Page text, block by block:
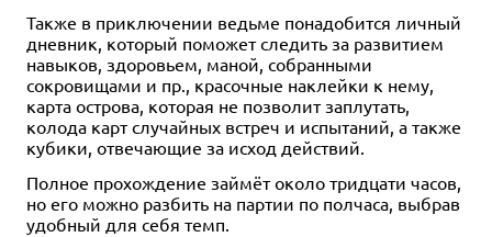
Также в приключении ведьме понадобится личный
дневник, который поможет следить за развитием
навыков, здоровьем, маной, собранными
сокровищами и пр., красочные наклейки к нему,
карта острова, которая не позволит заплутать,
колода карт случайных встреч и испытаний, а также
кубики, отвечающие за исход действий.
Полное прохождение займёт около тридцати часов,
но его можно разбить на партии по полчаса, выбрав
удобный для себя темп.